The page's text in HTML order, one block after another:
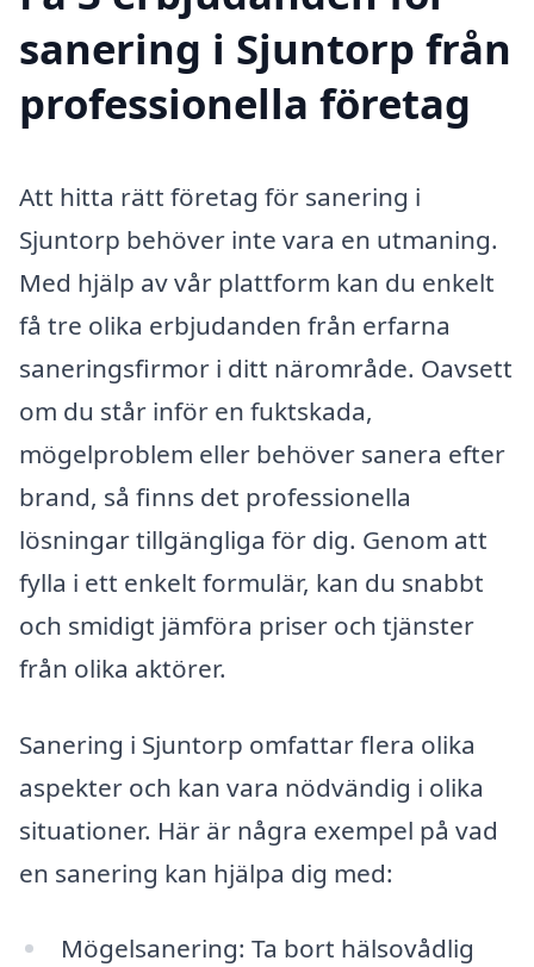
sanering i Sjuntorp från
professionella företag
Att hitta rätt företag för sanering i
Sjuntorp behöver inte vara en utmaning.
Med hjälp av vår plattform kan du enkelt
få tre olika erbjudanden från erfarna
saneringsfirmor i ditt närområde. Oavsett
om du står inför en fuktskada,
mögelproblem eller behöver sanera efter
brand, så finns det professionella
lösningar tillgängliga för dig. Genom att
fylla i ett enkelt formulär, kan du snabbt
och smidigt jämföra priser och tjänster
från olika aktörer.
Sanering i Sjuntorp omfattar flera olika
aspekter och kan vara nödvändig i olika
situationer. Här är några exempel på vad
en sanering kan hjälpa dig med:
Mögelsanering: Ta bort hälsovådlig